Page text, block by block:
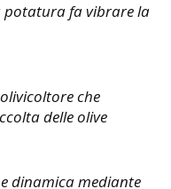
potatura fa vibrare la
che
delle olive
dinamica mediante